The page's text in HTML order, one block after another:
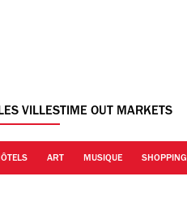
VILLESTIME OUT MARKETS
ART MUSIQUE SHOPPING